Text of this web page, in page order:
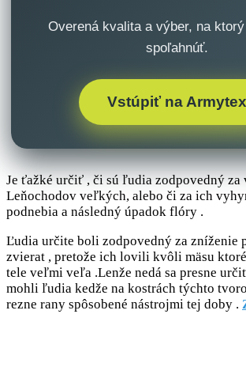
Overená kvalita a výber, na
spoľahnúť.
Vstúpiť na Armytex
Je ťažké určiť , či sú ľudia zodpovedný za
Leňochodov veľkých, alebo či za ich
podnebia a následný úpadok flóry .
Ľudia určite boli zodpovedný za zníženie
zvierat , pretože ich lovili kvôli mäsu
tele veľmi veľa .Lenže nedá sa presne
mohli ľudia kedže na kostrách týchto
rezne rany spôsobené nástrojmi tej doby .